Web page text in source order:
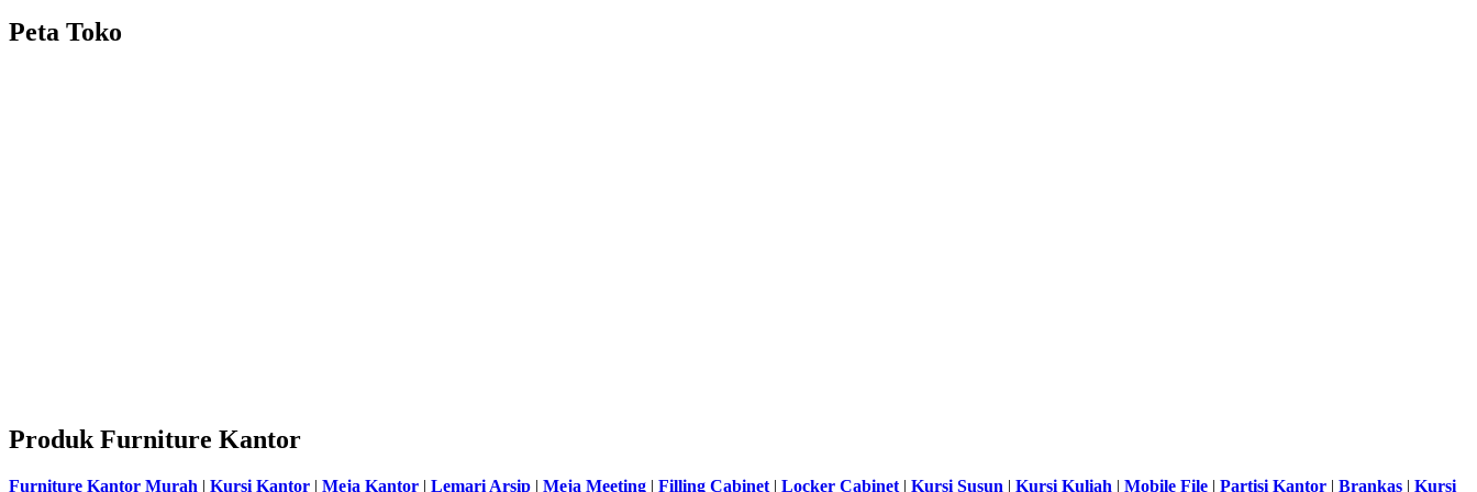
Peta Toko
Produk Furniture Kantor
Furniture Kantor Murah | Kursi Kantor | Meja Kantor | Lemari Arsip | Meja Meeting | Filling Cabinet | Locker Cabinet | Kursi Susun | Kursi Kuliah | Mobile File | Partisi Kantor | Brankas | Kursi